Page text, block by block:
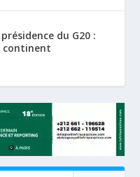
du G20 :
continent